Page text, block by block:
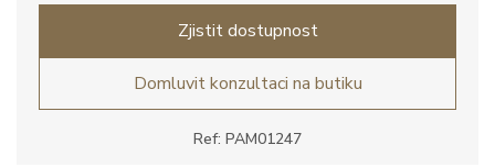
Ref: PAM01247
Zjistit dostupnost
Domluvit konzultaci na butiku